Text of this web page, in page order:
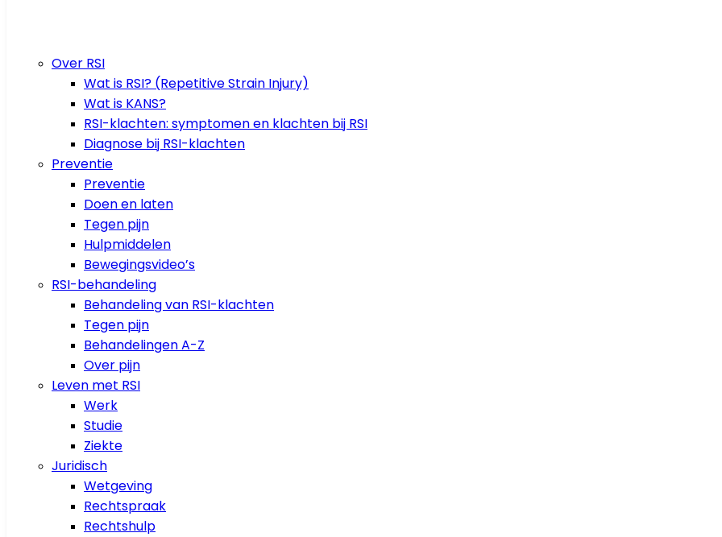
Over RSI
Wat is RSI? (Repetitive Strain Injury)
Wat is KANS?
RSI-klachten: symptomen en klachten bij RSI
Diagnose bij RSI-klachten
Preventie
Preventie
Doen en laten
Tegen pijn
Hulpmiddelen
Bewegingsvideo’s
RSI-behandeling
Behandeling van RSI-klachten
Tegen pijn
Behandelingen A-Z
Over pijn
Leven met RSI
Werk
Studie
Ziekte
Juridisch
Wetgeving
Rechtspraak
Rechtshulp